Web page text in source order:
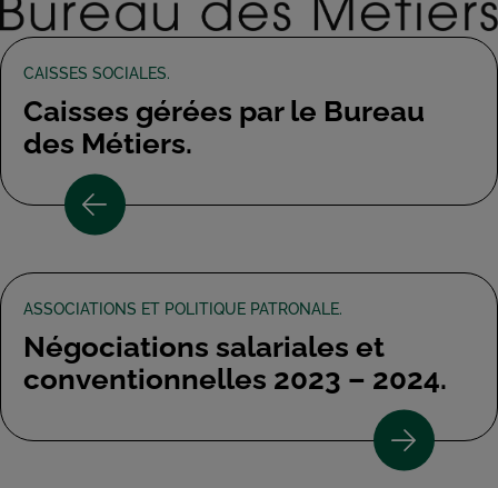
CAISSES SOCIALES.
Caisses gérées par le Bureau
des Métiers.
ASSOCIATIONS ET POLITIQUE PATRONALE.
Négociations salariales et
conventionnelles 2023 – 2024.